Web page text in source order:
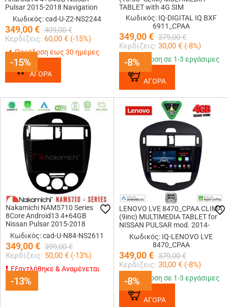
-15%
Pulsar 2015-2018 Navigation
Multimedia Tablet 9 Με Carplay
& Android Auto
Κωδικός: cad-U-Z2-NS2244
349,00€ 409,00 €
Κερδίζεις: 60,00 € (-15%)
-15%
Παράδοση έως 30 ημέρες
ΑΓΟΡΑ
-8%
TABLET with 4G SIM
Κωδικός: IQ-DIGITAL IQ BXF
6911_CPAA
349,00€ 379,00 €
Κερδίζεις: 30,00 € (-8%)
-8%
Παράδοση σε 1-3 εργάσιμες
ΑΓΟΡΑ
-13%
Nakamichi NAM5710 Series
8Core Android13 4+64GB
Nissan Pulsar 2015-2018
Navigation Multimedia Tablet 9
Κωδικός: cad-U-N84-NS2611
349,00€ 399,00 €
Κερδίζεις: 50,00 € (-13%)
-13%
Εξαντλήθηκε & Αναμένεται
-8%
LENOVO LVE 8470_CPAA CLIMA
(9inc) MULTIMEDIA TABLET for
NISSAN PULSAR mod. 2014-
2019Κωδικός: IQ-LENOVO LVE
8470_CPAA
349,00€ 379,00 €
Κερδίζεις: 30,00 € (-8%)
-8%
Παράδοση σε 1-3 εργάσιμες
ΑΓΟΡΑ